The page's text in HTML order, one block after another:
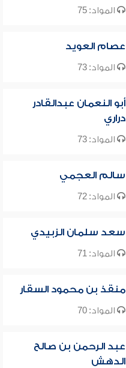
المواد: 75
عصام العويد
المواد: 73
أبو النعمان عبدالقادر
دراري
المواد: 73
سالم العجمي
المواد: 72
سعد سلمان الزبيدي
المواد: 71
منقذ بن محمود السقار
المواد: 70
عبد الرحمن بن صالح
الدهش